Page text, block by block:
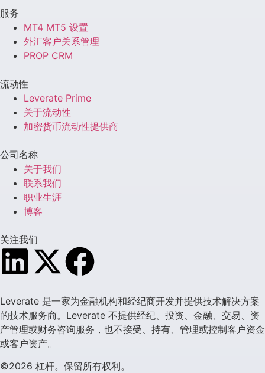
服务
MT4 MT5 设置
外汇客户关系管理
PROP CRM
流动性
Leverate Prime
关于流动性
加密货币流动性提供商
公司名称
关于我们
联系我们
职业生涯
博客
关注我们
Leverate 是一家为金融机构和经纪商开发并提供技术解决方案
的技术服务商。Leverate 不提供经纪、投资、金融、交易、资
产管理或财务咨询服务，也不接受、持有、管理或控制客户资金
或客户资产。
©2026 杠杆。保留所有权利。